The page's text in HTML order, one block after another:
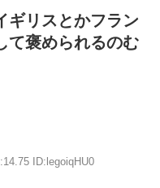
ギリスとかフラン
て褒められるのむ
ID:legoiqHU0